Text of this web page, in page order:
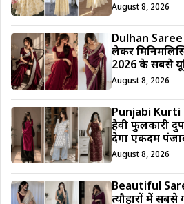
August 8, 2026
Dulhan Saree
लेकर
2026 के सबसे
August 8, 2026
Punjabi Kurti
हैवी फुलकारी
देगा एकदम
August 8, 2026
Beautiful
त्यौहारों में